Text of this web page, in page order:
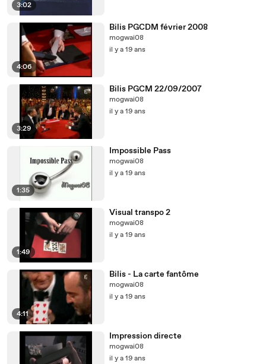
3:02
4:06
Bilis PGCDM février 2008
mogwai08
il y a 19 ans
3:29
Bilis PGCM 22/09/2007
mogwai08
il y a 19 ans
1:35
Impossible Pass
mogwai08
il y a 19 ans
1:49
Visual transpo 2
mogwai08
il y a 19 ans
4:11
Bilis - La carte fantôme
mogwai08
il y a 19 ans
Impression directe
mogwai08
il y a 19 ans